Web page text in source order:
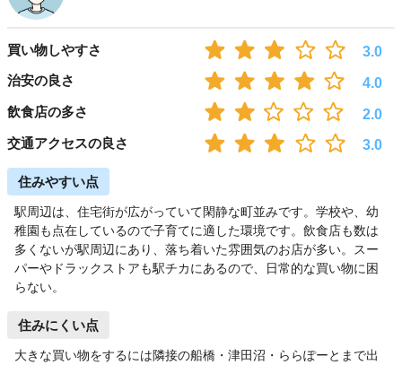
買い物しやすさ
3.0
治安の良さ
4.0
飲食店の多さ
2.0
交通アクセスの良さ
3.0
住みやすい点
駅周辺は、住宅街が広がっていて閑静な町並みです。学校や、幼
稚園も点在しているので子育てに適した環境です。飲食店も数は
多くないが駅周辺にあり、落ち着いた雰囲気のお店が多い。スー
パーやドラックストアも駅チカにあるので、日常的な買い物に困
らない。
住みにくい点
大きな買い物をするには隣接の船橋・津田沼・ららぽーとまで出